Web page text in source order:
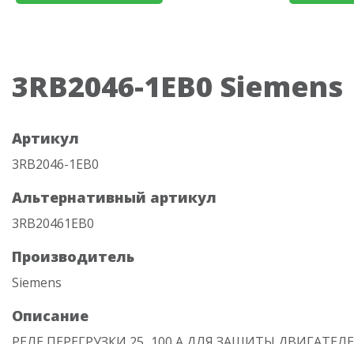
3RB2046-1EB0 Siemens
Артикул
3RB2046-1EB0
Альтернативный артикул
3RB20461EB0
Производитель
Siemens
Описание